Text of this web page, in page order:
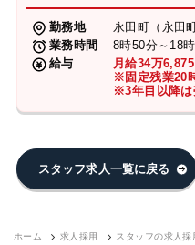
勤務地
永田町（永田
業務時間
8時50分～18
給与
月給34万
※固定残業20
※3年目以降は
スタッフ求人一覧に戻る
ホーム 求人採用 スタッフの求人採